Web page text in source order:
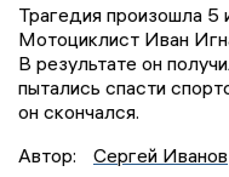
Трагедия произошла
Мотоциклист Иван
В результате он
пытались спасти
он скончался.
Автор:
Сергей Иванов